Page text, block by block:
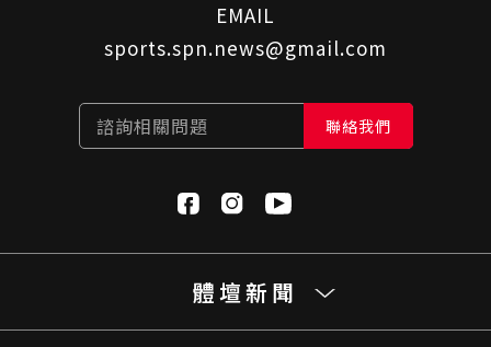
EMAIL
sports.spn.news@gmail.com
諮詢相關問題 聯絡我們
體壇新聞